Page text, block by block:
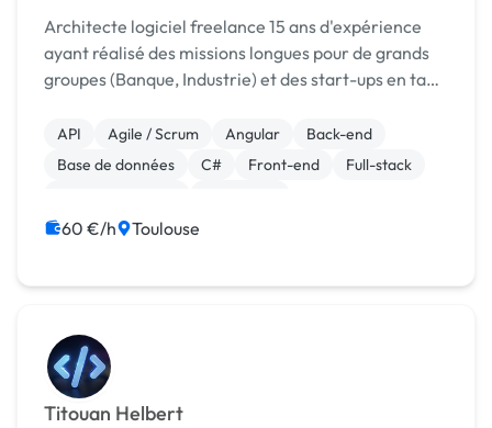
Architecte logiciel freelance 15 ans d'expérience
ayant réalisé des missions longues pour de grands
groupes (Banque, Industrie) et des start-ups en tant
et architecte, à la fois en Front (javascrip...
API Agile / Scrum Angular
Back-end
Base de données
C# Front-end
Full-stack
60 €/h Toulouse
Titouan Helbert